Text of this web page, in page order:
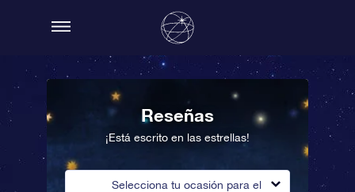
Reseñas
¡Está escrito en las estrellas!
Selecciona tu ocasión para el